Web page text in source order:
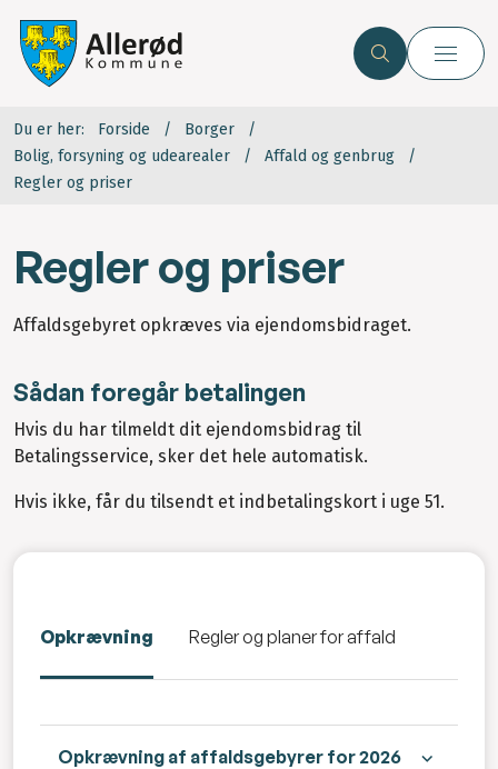
Du er her: Forside
Borger
Bolig, forsyning og udearealer
Affald og genbrug
Regler og priser
Regler og priser
Affaldsgebyret opkræves via ejendomsbidraget.
Sådan foregår betalingen
Hvis du har tilmeldt dit ejendomsbidrag til
Betalingsservice, sker det hele automatisk.
Hvis ikke, får du tilsendt et indbetalingskort i uge 51.
Opkrævning Regler og planer for affald
Opkrævning af affaldsgebyrer for 2026